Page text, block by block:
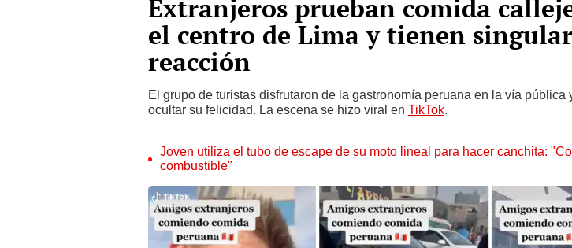
Extranjeros prueban comida
el centro de Lima y tienen singular
reacción
El grupo de turistas disfrutaron de la gastronomía peruana en la vía pública
ocultar su felicidad. La escena se hizo viral en TikTok.
Joven utiliza el tubo de escape de su moto lineal para hacer canchita:
combustible"